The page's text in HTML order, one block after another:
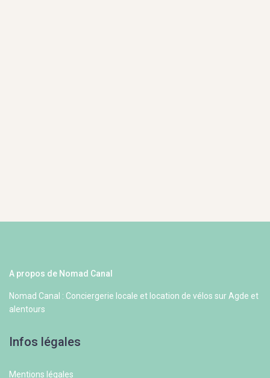
A propos de Nomad Canal
Nomad Canal : Conciergerie locale et location de vélos sur Agde et
alentours
Infos légales
Mentions légales